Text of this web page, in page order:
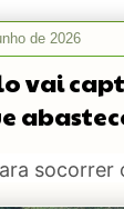
de 2026
vai
socorrer